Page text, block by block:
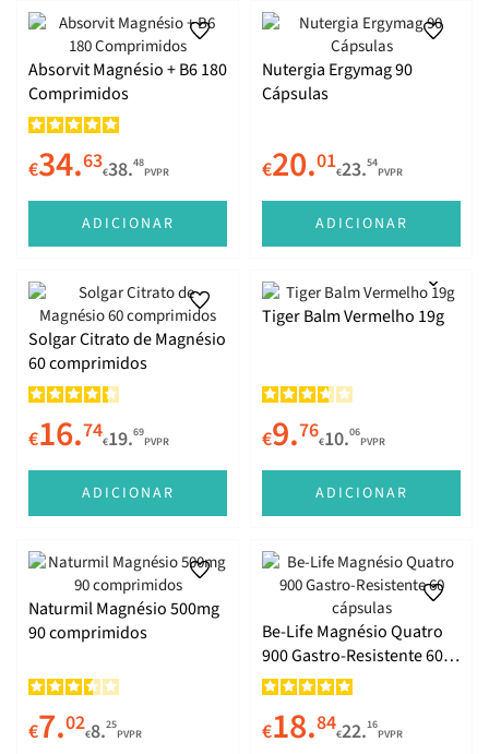
Absorvit Magnésio + B6 180
Comprimidos
€34.63€38.48
PVPR
ADICIONAR
Nutergia Ergymag 90
Cápsulas
€20.01€23.54
PVPR
ADICIONAR
Solgar Citrato de Magnésio
60 comprimidos
€16.74€19.69
PVPR
ADICIONAR
Tiger Balm Vermelho 19g
€9.76€10.06
PVPR
ADICIONAR
Naturmil Magnésio 500mg
90 comprimidos
€7.02€8.25
PVPR
Be-Life Magnésio Quatro
900 Gastro-Resistente 60
cápsulas
€18.84€22.16
PVPR